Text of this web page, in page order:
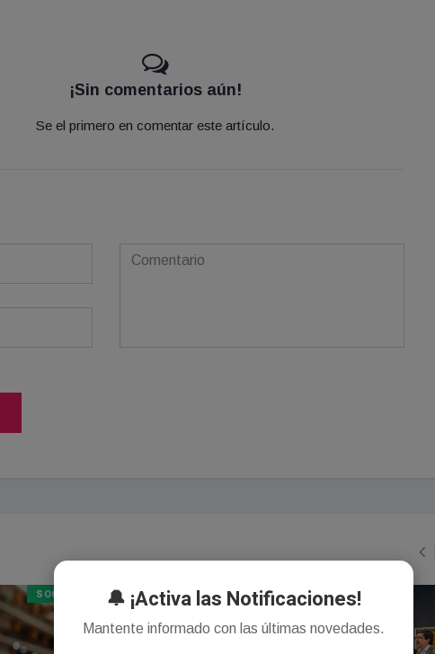
¡Sin comentarios aún!
Se el primero en comentar este artículo.
SOCIEDAD GENERAL
🔔 ¡Activa las Notificaciones!
Mantente informado con las últimas novedades.